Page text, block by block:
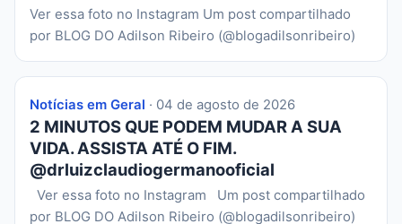
Ver essa foto no Instagram Um post compartilhado
por BLOG DO Adilson Ribeiro (@blogadilsonribeiro)
Notícias em Geral · 04 de agosto de 2026
2 MINUTOS QUE PODEM MUDAR A SUA
VIDA. ASSISTA ATÉ O FIM.
@drluizclaudiogermanooficial
Ver essa foto no Instagram Um post compartilhado
por BLOG DO Adilson Ribeiro (@blogadilsonribeiro)